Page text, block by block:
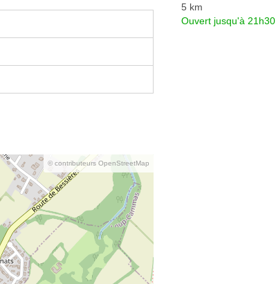
© contributeurs OpenStreetMap
5 km
Ouvert jusqu'à 21h30